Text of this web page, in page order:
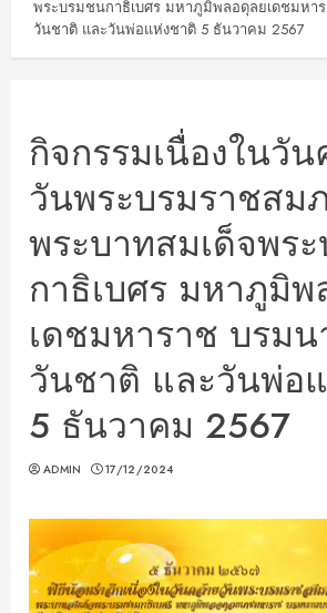
พระบรมชนกาธิเบศร มหาภูมิพลอดุลยเดชมหา
วันชาติ และวันพ่อแห่งชาติ 5 ธันวาคม 2567
กิจกรรมเนื่องในวั
วันพระบรมราชสม
พระบาทสมเด็จพร
กาธิเบศร มหาภูมิ
เดชมหาราช บรม
วันชาติ และวันพ่อ
5 ธันวาคม 2567
ADMIN 17/12/2024